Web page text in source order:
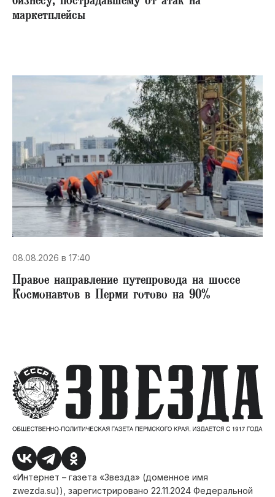
маркетплейсы
08.08.2026 в 17:40
Правое направление путепровода на шоссе
Космонавтов в Перми готово на 90%
«Интернет – газета «Звезда» (доменное имя
zwezda.su)), зарегистрировано 22.11.2024 Федеральной